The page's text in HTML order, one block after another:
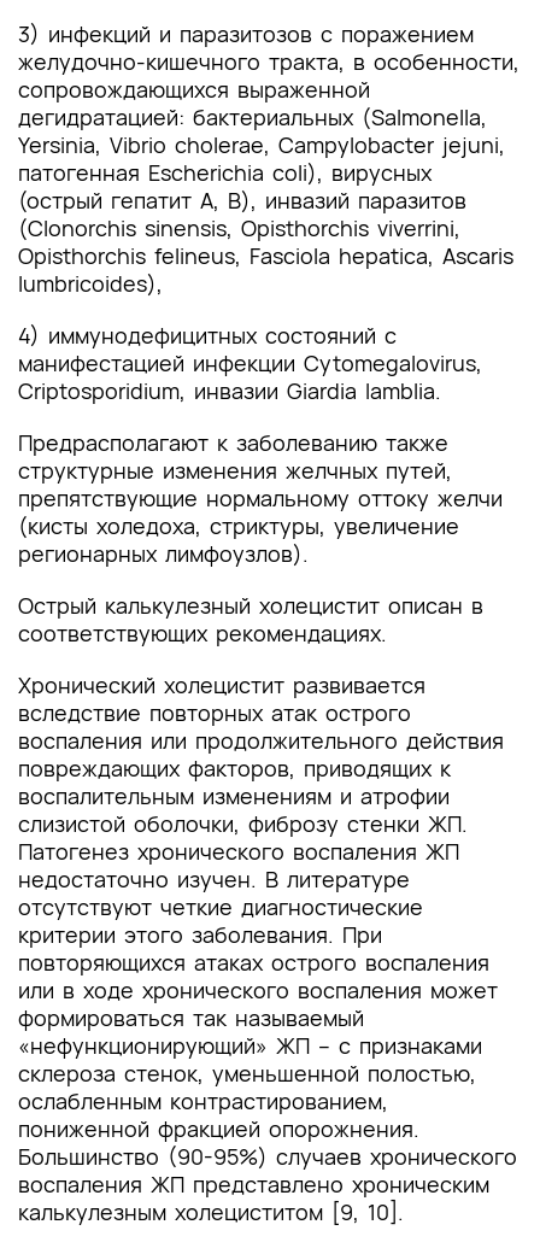
3) инфекций и паразитозов с поражением
желудочно-кишечного тракта, в особенности,
сопровождающихся выраженной
дегидратацией: бактериальных (Salmonella,
Yersinia, Vibrio cholerae, Campylobacter jejuni,
патогенная Escherichia coli), вирусных
(острый гепатит А, В), инвазий паразитов
(Clonorchis sinensis, Opisthorchis viverrini,
Opisthorchis felineus, Fasciola hepatica, Ascaris
lumbricoides),
4) иммунодефицитных состояний с
манифестацией инфекции Cytomegalovirus,
Criptosporidium, инвазии Giardia lamblia.
Предрасполагают к заболеванию также
структурные изменения желчных путей,
препятствующие нормальному оттоку желчи
(кисты холедоха, стриктуры, увеличение
регионарных лимфоузлов).
Острый калькулезный холецистит описан в
соответствующих рекомендациях.
Хронический холецистит развивается
вследствие повторных атак острого
воспаления или продолжительного действия
повреждающих факторов, приводящих к
воспалительным изменениям и атрофии
слизистой оболочки, фиброзу стенки ЖП.
Патогенез хронического воспаления ЖП
недостаточно изучен. В литературе
отсутствуют четкие диагностические
критерии этого заболевания. При
повторяющихся атаках острого воспаления
или в ходе хронического воспаления может
формироваться так называемый
«нефункционирующий» ЖП – с признаками
склероза стенок, уменьшенной полостью,
ослабленным контрастированием,
пониженной фракцией опорожнения.
Большинство (90-95%) случаев хронического
воспаления ЖП представлено хроническим
калькулезным холециститом [9, 10].